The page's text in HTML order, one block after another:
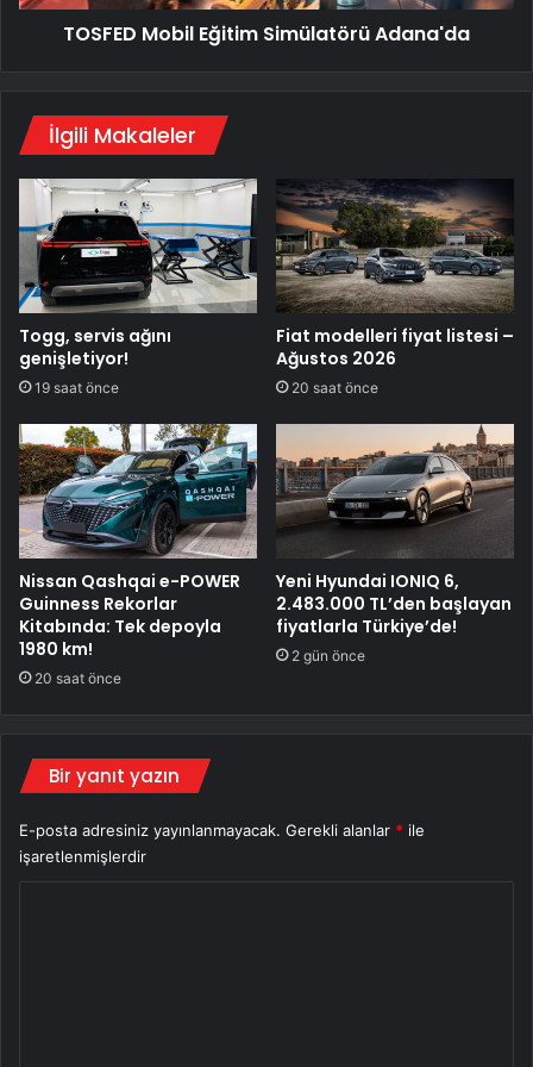
TOSFED Mobil Eğitim Simülatörü Adana'da
İlgili Makaleler
Togg, servis ağını
genişletiyor!
19 saat önce
Fiat modelleri fiyat listesi –
Ağustos 2026
20 saat önce
Nissan Qashqai e-POWER
Guinness Rekorlar
Kitabında: Tek depoyla
1980 km!
20 saat önce
Yeni Hyundai IONIQ 6,
2.483.000 TL’den başlayan
fiyatlarla Türkiye’de!
2 gün önce
Bir yanıt yazın
E-posta adresiniz yayınlanmayacak. Gerekli alanlar * ile
işaretlenmişlerdir